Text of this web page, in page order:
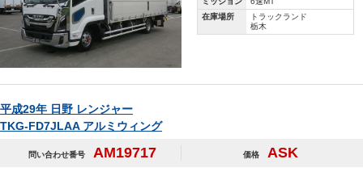
在庫場所
トラックランド
栃木
平成29年 日野 レンジャー
TKG-FD7JLAA アルミウィング
問い合わせ番号 AM19717 価格 ASK